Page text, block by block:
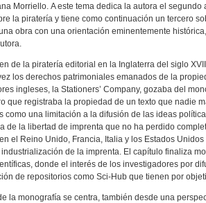
Morriello. A este tema dedica la autora el
la piratería y tiene como continuación un tercero
obra con una orientación eminentemente
de la piratería editorial en la Inglaterra del siglo
los derechos patrimoniales emanados de la
ingleses, la Stationers’ Company, gozaba del
que registraba la propiedad de un texto que nadie
como una limitación a la difusión de las ideas
de la libertad de imprenta que no ha perdido
el Reino Unido, Francia, Italia y los Estados
de la imprenta. El capítulo finaliza
donde el interés de los investigadores por
de repositorios como Sci-Hub que tienen por
la monografía se centra, también desde una